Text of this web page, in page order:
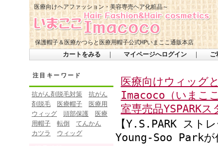
保護帽子＆医療かつらと医療用帽子公式HPいまここ通販本店
医療向けヘアファッション・美容専売ヘア化粧品～
カートをみる ｜ マイページへログイン ｜ ご
注目キーワード
抗がん剤脱毛対策
抗がん
剤脱毛
医療帽子
医療用
ウィッグ
頭部保護
医療
用帽子
転倒
てんかん
カツラ
ウィッグ
医療向けウィッグ
Imacoco（いまこ
室専売品YSPARK
【Y.S.PARK スト
Young-Soo Parkが